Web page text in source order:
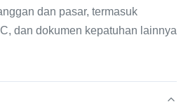
dan pasar, termasuk
dan dokumen kepatuhan lainnya